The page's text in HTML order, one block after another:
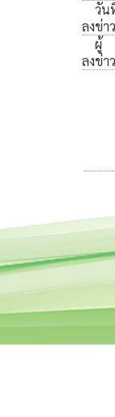
วัน
ลงข่าว
ผู้
ลงข่าว